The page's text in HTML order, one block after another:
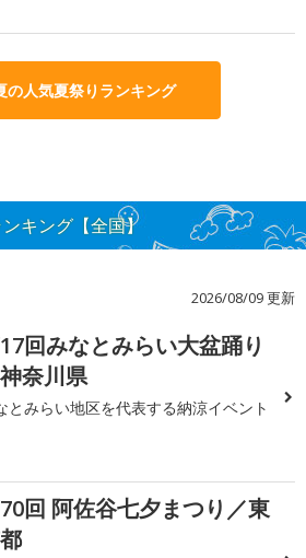
の人気夏祭りランキング
キング【全国】
2026/08/09 更新
回みなとみらい大盆踊り
奈川県
とみらい地区を代表する納涼イベント
回 阿佐谷七夕まつり／東